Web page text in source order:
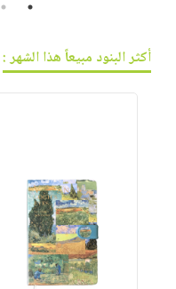
1
2
أكثر البنود مبيعاً هذا الشهر :